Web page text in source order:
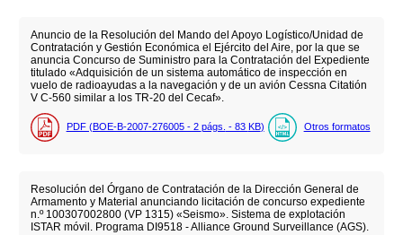
Anuncio de la Resolución del Mando del Apoyo Logístico/Unidad de
Contratación y Gestión Económica el Ejército del Aire, por la que se
anuncia Concurso de Suministro para la Contratación del Expediente
titulado «Adquisición de un sistema automático de inspección en
vuelo de radioayudas a la navegación y de un avión Cessna Citatión
V C-560 similar a los TR-20 del Cecaf».
PDF (BOE-B-2007-276005 - 2 págs. - 83 KB) Otros formatos
Resolución del Órgano de Contratación de la Dirección General de
Armamento y Material anunciando licitación de concurso expediente
n.º 100307002800 (VP 1315) «Seismo». Sistema de explotación
ISTAR móvil. Programa DI9518 - Alliance Ground Surveillance (AGS).